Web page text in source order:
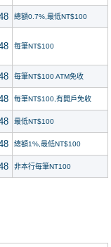
總額0.7%,最低NT$100
每筆NT$100
每筆NT$100 ATM免收
每筆NT$100,有開戶免收
最低NT$100
總額1%,最低NT$100
非本行每筆NT100